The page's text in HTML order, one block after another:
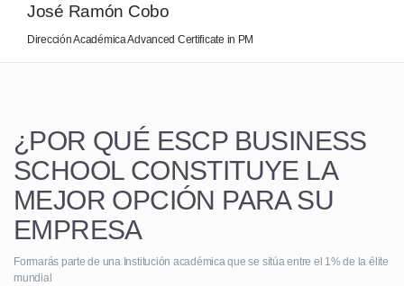
José Ramón Cobo
Dirección Académica Advanced Certificate in PM
¿POR QUÉ ESCP BUSINESS
SCHOOL CONSTITUYE LA
MEJOR OPCIÓN PARA SU
EMPRESA
Formarás parte de una Institución académica que se sitúa entre el 1% de la élite
mundial